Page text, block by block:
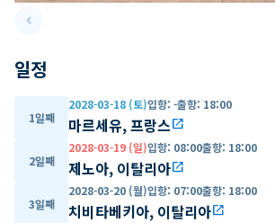
keyboard_arrow_leftPrevious slide
일정
1일째
2028-03-18 (토)입항: -출항: 18:00
마르세유, 프랑스open_in_new
2일째
2028-03-19 (일)입항: 08:00출항: 18:00
제노아, 이탈리아open_in_new
3일째
2028-03-20 (월)입항: 07:00출항: 18:00
치비타베키아, 이탈리아open_in_new